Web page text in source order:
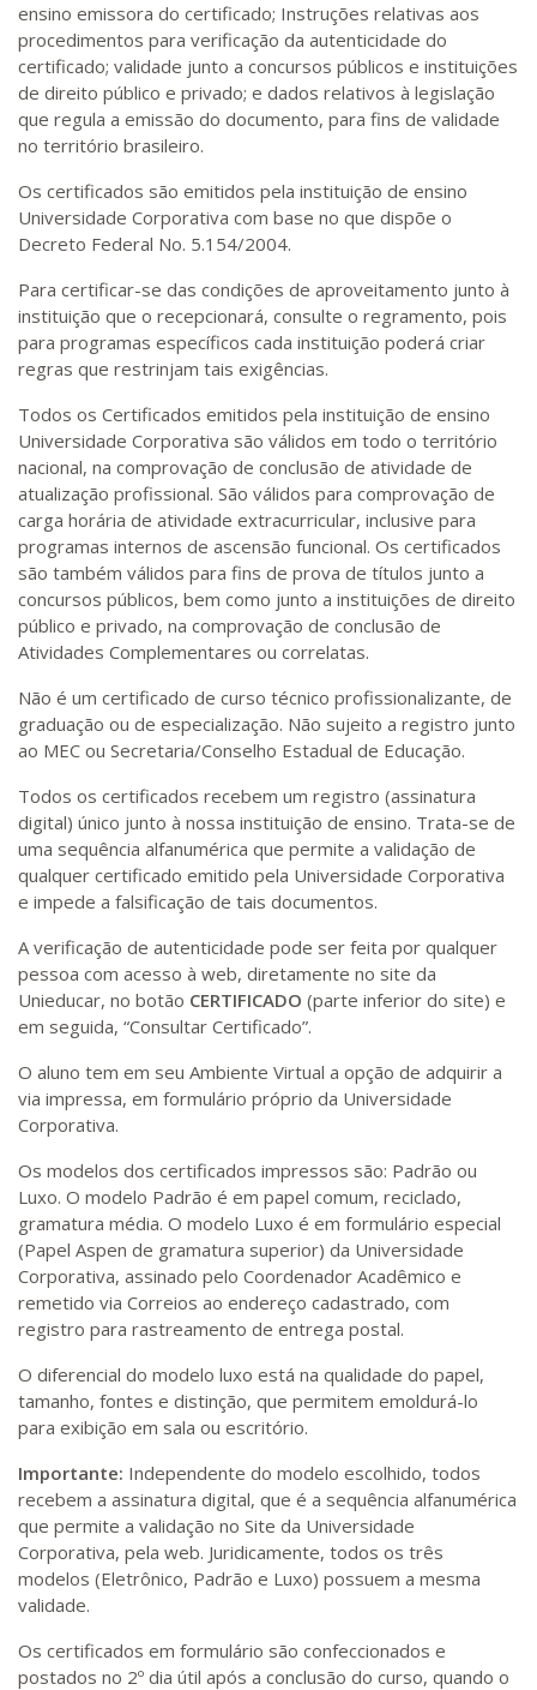
ensino emissora do certificado; Instruções relativas aos
procedimentos para verificação da autenticidade do
certificado; validade junto a concursos públicos e instituições
de direito público e privado; e dados relativos à legislação
que regula a emissão do documento, para fins de validade
no território brasileiro.
Os certificados são emitidos pela instituição de ensino
Universidade Corporativa com base no que dispõe o
Decreto Federal No. 5.154/2004.
Para certificar-se das condições de aproveitamento junto à
instituição que o recepcionará, consulte o regramento, pois
para programas específicos cada instituição poderá criar
regras que restrinjam tais exigências.
Todos os Certificados emitidos pela instituição de ensino
Universidade Corporativa são válidos em todo o território
nacional, na comprovação de conclusão de atividade de
atualização profissional. São válidos para comprovação de
carga horária de atividade extracurricular, inclusive para
programas internos de ascensão funcional. Os certificados
são também válidos para fins de prova de títulos junto a
concursos públicos, bem como junto a instituições de direito
público e privado, na comprovação de conclusão de
Atividades Complementares ou correlatas.
Não é um certificado de curso técnico profissionalizante, de
graduação ou de especialização. Não sujeito a registro junto
ao MEC ou Secretaria/Conselho Estadual de Educação.
Todos os certificados recebem um registro (assinatura
digital) único junto à nossa instituição de ensino. Trata-se de
uma sequência alfanumérica que permite a validação de
qualquer certificado emitido pela Universidade Corporativa
e impede a falsificação de tais documentos.
A verificação de autenticidade pode ser feita por qualquer
pessoa com acesso à web, diretamente no site da
Unieducar, no botão CERTIFICADO (parte inferior do site) e
em seguida, “Consultar Certificado”.
O aluno tem em seu Ambiente Virtual a opção de adquirir a
via impressa, em formulário próprio da Universidade
Corporativa.
Os modelos dos certificados impressos são: Padrão ou
Luxo. O modelo Padrão é em papel comum, reciclado,
gramatura média. O modelo Luxo é em formulário especial
(Papel Aspen de gramatura superior) da Universidade
Corporativa, assinado pelo Coordenador Acadêmico e
remetido via Correios ao endereço cadastrado, com
registro para rastreamento de entrega postal.
O diferencial do modelo luxo está na qualidade do papel,
tamanho, fontes e distinção, que permitem emoldurá-lo
para exibição em sala ou escritório.
Importante: Independente do modelo escolhido, todos
recebem a assinatura digital, que é a sequência alfanumérica
que permite a validação no Site da Universidade
Corporativa, pela web. Juridicamente, todos os três
modelos (Eletrônico, Padrão e Luxo) possuem a mesma
validade.
Os certificados em formulário são confeccionados e
postados no 2º dia útil após a conclusão do curso, quando o